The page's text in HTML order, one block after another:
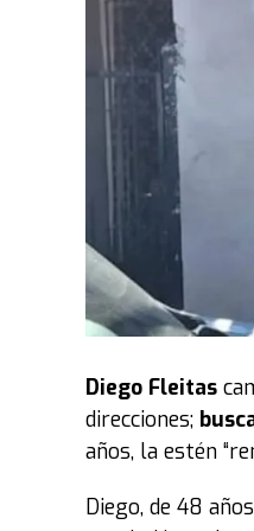
Frente a esos
estas quedan
La respuesta
al peronismo de
“Si la
publicidad. A
venganza”,
Parte de la
estaba molesto
las gradas. Sin
primer piso.
“Somos
vida mejor y
Diego Fleitas
direcciones;
años, la estén
Diego, de 48